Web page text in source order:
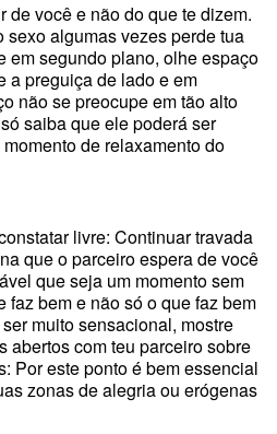
de você e não do que te dizem.
sexo algumas vezes perde tua
em segundo plano, olhe espaço
a preguiça de lado e em
não se preocupe em tão alto
saiba que ele poderá ser
de relaxamento do
livre: Continuar travada
que o parceiro espera de você
que seja um momento sem
faz bem e não só o que faz bem
muito sensacional, mostre
abertos com teu parceiro sobre
Por este ponto é bem essencial
zonas de alegria ou erógenas